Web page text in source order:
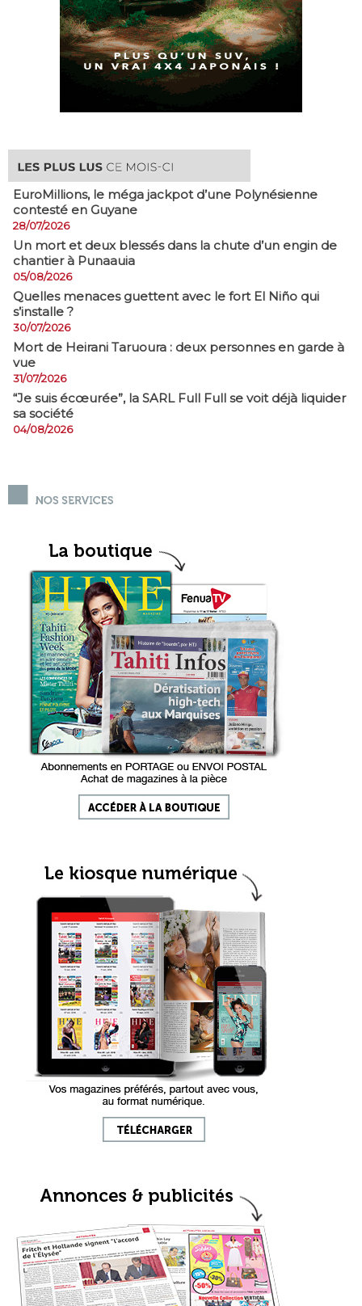
EuroMillions, ​le méga jackpot d’une Polynésienne
contesté en Guyane
28/07/2026
​Un mort et deux blessés dans la chute d’un engin de
chantier à Punaauia
05/08/2026
Quelles menaces guettent avec le fort El Niño qui
s’installe ?
30/07/2026
Mort de Heirani Taruoura : deux personnes en garde à
vue
31/07/2026
​“Je suis écœurée”, la SARL Full Full se voit déjà liquider
sa société
04/08/2026